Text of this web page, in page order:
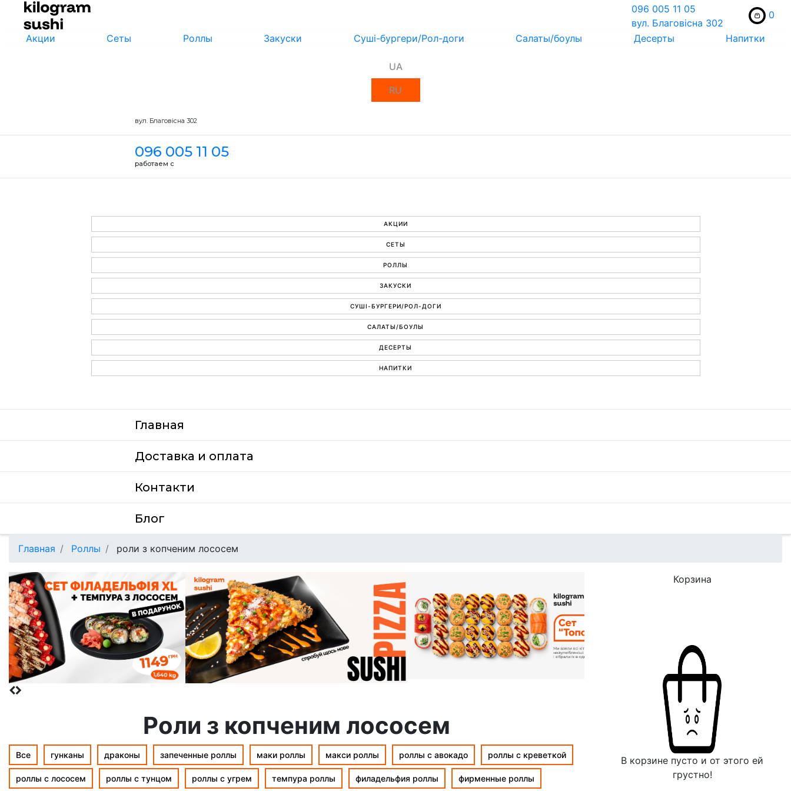
096 005 11 05
вул. Благовісна 302
0
Акции Сеты Роллы Закуски Суші-бургери/Рол-доги Салаты/боулы Десерты Напитки
UA
RU
вул. Благовісна 302
096 005 11 05
работаем с
АКЦИИ
СЕТЫ
РОЛЛЫ
ЗАКУСКИ
СУШІ-БУРГЕРИ/РОЛ-ДОГИ
САЛАТЫ/БОУЛЫ
ДЕСЕРТЫ
НАПИТКИ
Главная
Доставка и оплата
Контакти
Блог
Главная Роллы роли з копченим лососем
Роли з копченим лососем
Все гунканы драконы запеченные роллы маки роллы макси роллы роллы с авокадо роллы с креветкой
роллы с лососем роллы с тунцом роллы с угрем темпура роллы филадельфия роллы фирменные роллы
Корзина
В корзине пусто и от этого ей
грустно!